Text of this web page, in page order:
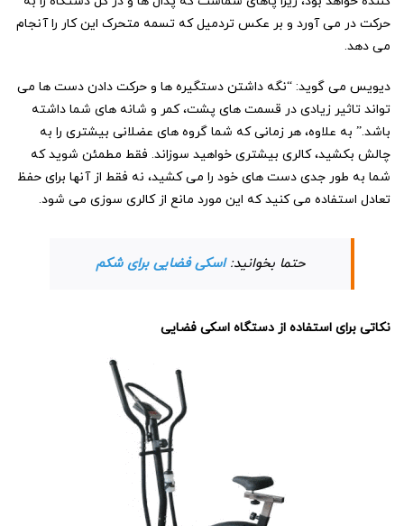
حرکت در می آورد و بر عکس تردمیل که تسمه متحرک این کار را آنجام
می دهد.
دیویس می گوید: “نگه داشتن دستگیره ها و حرکت دادن دست ها می
تواند تاثیر زیادی در قسمت های پشت، کمر و شانه های شما داشته
باشد.” به علاوه، هر زمانی که شما گروه های عضلانی بیشتری را به
چالش بکشید، کالری بیشتری خواهید سوزاند. فقط مطمئن شوید که
شما به طور جدی دست های خود را می کشید، نه فقط از آنها برای حفظ
تعادل استفاده می کنید که این مورد مانع از کالری سوزی می شود.
حتما بخوانید:اسکی فضایی برای شکم
نکاتی برای استفاده از دستگاه اسکی فضایی